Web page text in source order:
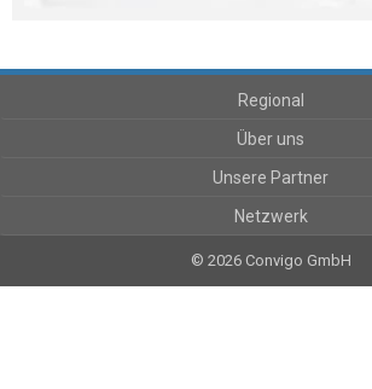
Regional
Über uns
Unsere Partner
Netzwerk
© 2026 Convigo GmbH